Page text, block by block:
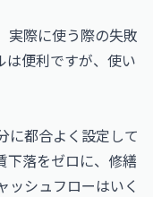
実際に使う際の失敗
は便利ですが、使い
に都合よく設定して
下落をゼロに、修繕
ッシュフローはいく